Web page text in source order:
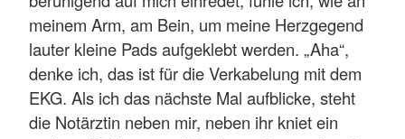
meinem Arm, am Bein, um meine Herzgegend
lauter kleine Pads aufgeklebt werden. „Aha“,
denke ich, das ist für die Verkabelung mit dem
EKG. Als ich das nächste Mal aufblicke, steht
die Notärztin neben mir, neben ihr kniet ein